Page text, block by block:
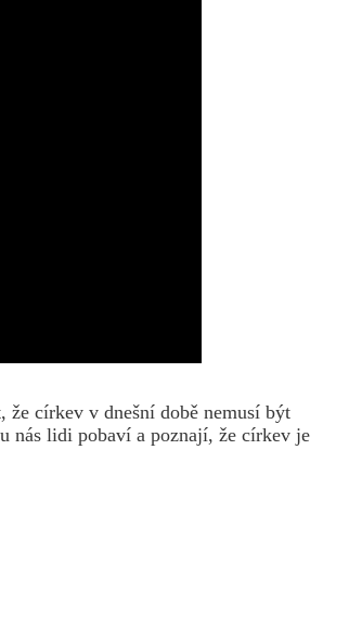
že církev v dnešní době nemusí být
nás lidi pobaví a poznají, že církev je